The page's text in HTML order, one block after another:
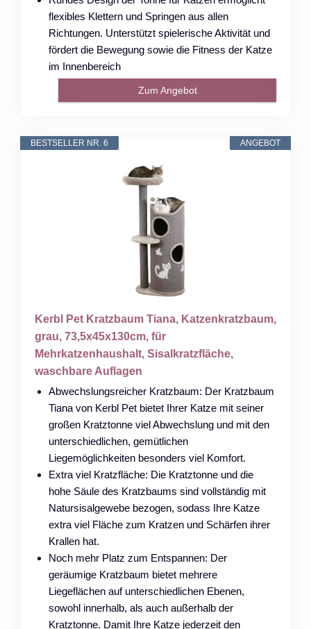
flexibles Klettern und Springen aus allen
Richtungen. Unterstützt spielerische Aktivität und
fördert die Bewegung sowie die Fitness der Katze
im Innenbereich
Zum Angebot
ANGEBOT
BESTSELLER NR. 6
Kerbl Pet Kratzbaum Tiana, Katzenkratzbaum,
grau, 73,5x45x130cm, für
Mehrkatzenhaushalt, Sisalkratzfläche,
waschbare Auflagen
Abwechslungsreicher Kratzbaum: Der Kratzbaum
Tiana von Kerbl Pet bietet Ihrer Katze mit seiner
großen Kratztonne viel Abwechslung und mit den
unterschiedlichen, gemütlichen
Liegemöglichkeiten besonders viel Komfort.
Extra viel Kratzfläche: Die Kratztonne und die
hohe Säule des Kratzbaums sind vollständig mit
Natursisalgewebe bezogen, sodass Ihre Katze
extra viel Fläche zum Kratzen und Schärfen ihrer
Krallen hat.
Noch mehr Platz zum Entspannen: Der
geräumige Kratzbaum bietet mehrere
Liegeflächen auf unterschiedlichen Ebenen,
sowohl innerhalb, als auch außerhalb der
Kratztonne. Damit Ihre Katze jederzeit den